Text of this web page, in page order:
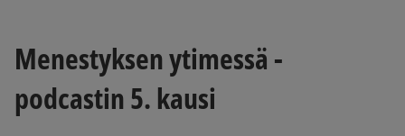
Menestyksen ytimessä -
podcastin 5. kausi